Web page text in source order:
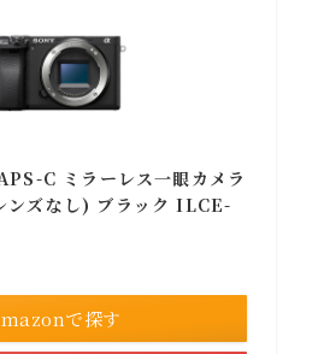
C ミラーレス一眼カメラ
ズなし) ブラック ILCE-
で探す